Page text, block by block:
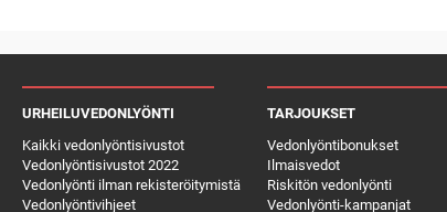
URHEILUVEDONLYÖNTI
Kaikki vedonlyöntisivustot
Vedonlyöntisivustot 2022
Vedonlyönti ilman rekisteröitymistä
Vedonlyöntivihjeet
TARJOUKSET
Vedonlyöntibonukset
Ilmaisvedot
Riskitön vedonlyönti
Vedonlyönti-kampanjat